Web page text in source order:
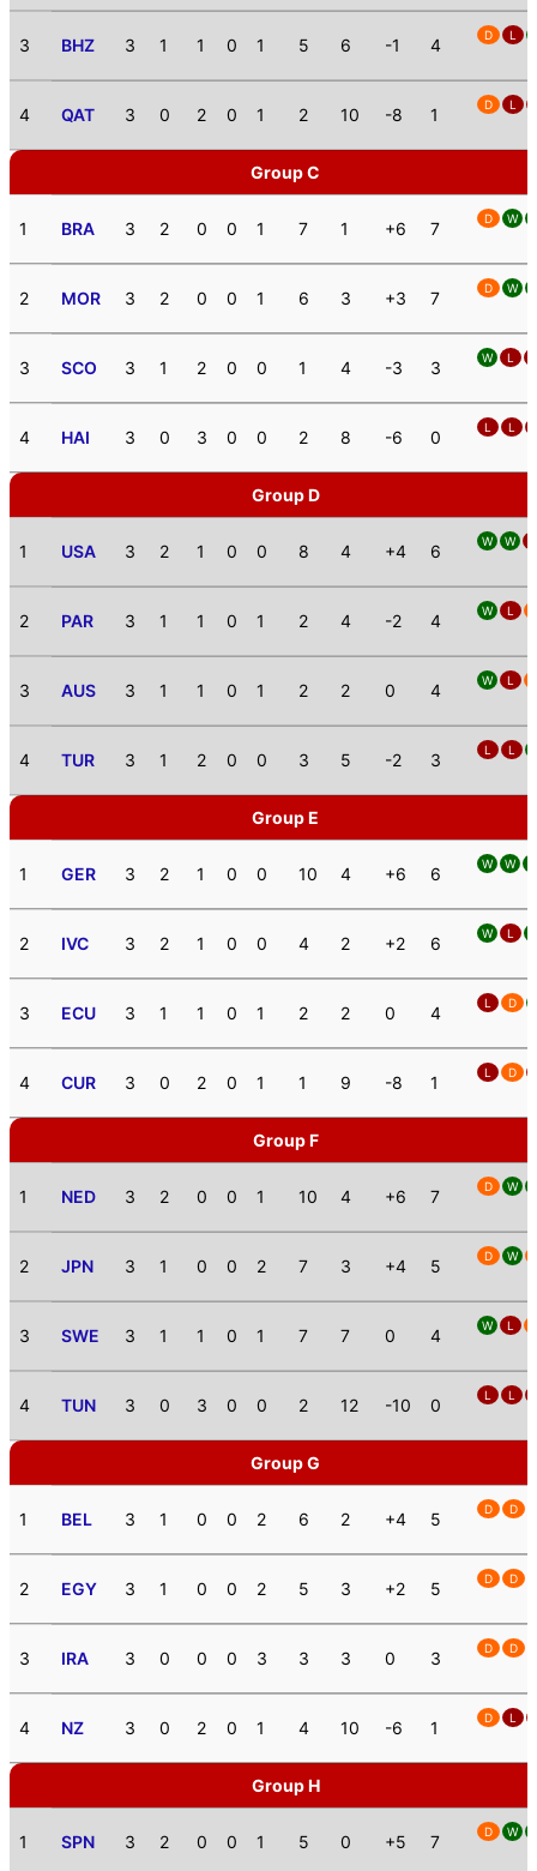
3 BHZ 3 1 1 0 1 5 6 -1 4 D L
4 QAT 3 0 2 0 1 2 10 -8 1 D L
Group C
1 BRA 3 2 0 0 1 7 1 +6 7 D W
2 MOR 3 2 0 0 1 6 3 +3 7 D W
3 SCO 3 1 2 0 0 1 4 -3 3 W L
4 HAI 3 0 3 0 0 2 8 -6 0 L L
Group D
1 USA 3 2 1 0 0 8 4 +4 6 W W
2 PAR 3 1 1 0 1 2 4 -2 4 W L
3 AUS 3 1 1 0 1 2 2 0 4 W L
4 TUR 3 1 2 0 0 3 5 -2 3 L L
Group E
1 GER 3 2 1 0 0 10 4 +6 6 W W
2 IVC 3 2 1 0 0 4 2 +2 6 W L
3 ECU 3 1 1 0 1 2 2 0 4 L D
4 CUR 3 0 2 0 1 1 9 -8 1 L D
Group F
1 NED 3 2 0 0 1 10 4 +6 7 D W
2 JPN 3 1 0 0 2 7 3 +4 5 D W
3 SWE 3 1 1 0 1 7 7 0 4 W L
4 TUN 3 0 3 0 0 2 12 -10 0 L L
Group G
1 BEL 3 1 0 0 2 6 2 +4 5 D D
2 EGY 3 1 0 0 2 5 3 +2 5 D D
3 IRA 3 0 0 0 3 3 3 0 3 D D
4 NZ 3 0 2 0 1 4 10 -6 1 D L
Group H
1 SPN 3 2 0 0 1 5 0 +5 7 D W